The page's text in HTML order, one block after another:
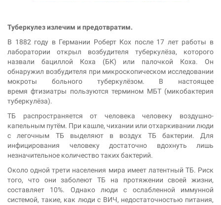
Туберкулез излечим и предотвратим.
В 1882 году в Германии Роберт Кох после 17 лет работы в
лаборатории открыл возбудителя туберкулёза, которого
назвали бациллой Коха (БК) или палочкой Коха. Он
обнаружил возбудителя при микроскопическом исследовании
мокроты больного туберкулёзом. В настоящее
время фтизиатры пользуются термином МБТ (микобактерия
туберкулёза).
ТБ распространяется от человека человеку воздушно-
капельным путём. При кашле, чихании или отхаркивании люди
с легочным ТБ выделяют в воздух ТБ бактерии. Для
инфицирования человеку достаточно вдохнуть лишь
незначительное количество таких бактерий.
Около одной трети населения мира имеет латентный ТБ. Риск
того, что они заболеют ТБ на протяжении своей жизни,
составляет 10%. Однако люди с ослабленной иммунной
системой, такие, как люди с ВИЧ, недостаточностью питания,